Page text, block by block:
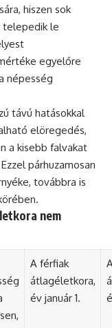
hiszen sok
telepedik le
egyelőre
népesség
távú hatásokkal
elöregedés,
a kisebb falvakat
párhuzamosan
továbbra is
nem
A férfiak
átlagéletkora,
év január 1.